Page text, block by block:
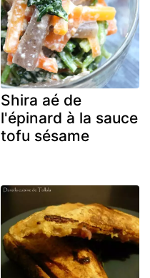
Shira aé de
l'épinard à la sauce
tofu sésame